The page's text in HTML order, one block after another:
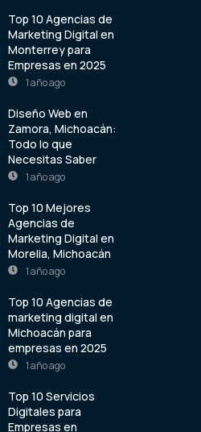
Top 10 Agencias de
Marketing Digital en
Monterrey para
Empresas en 2025
1 año ago
Diseño Web en
Zamora, Michoacán:
Todo lo que
Necesitas Saber
1 año ago
Top 10 Mejores
Agencias de
Marketing Digital en
Morelia, Michoacán
1 año ago
Top 10 Agencias de
marketing digital en
Michoacán para
empresas en 2025
1 año ago
Top 10 Servicios
Digitales para
Empresas en